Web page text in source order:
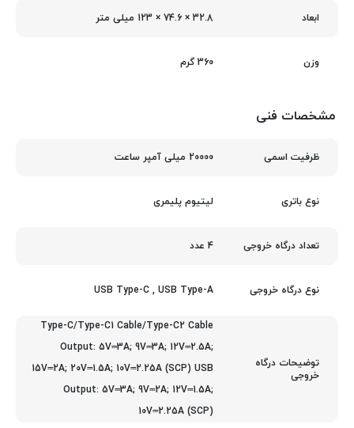
ابعاد 32.8 × 74.6 × 123 میلی‌ متر
وزن 360 گرم
مشخصات فنی
ظرفیت اسمی 20000 میلی آمپر ساعت
نوع باتری لیتیوم پلیمری
تعداد درگاه خروجی 4 عدد
نوع درگاه خروجی USB Type-A
,
USB Type-C
توضیحات درگاه
خروجی
Type-C/Type-C1 Cable/Type-C2 Cable
Output: 5V⎓3A; 9V⎓3A; 12V⎓2.5A;
15V⎓2A; 20V⎓1.5A; 10V⎓2.25A (SCP) USB
Output: 5V⎓3A; 9V⎓2A; 12V⎓1.5A;
10V⎓2.25A (SCP)